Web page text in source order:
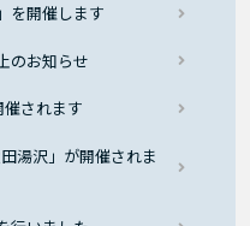
を開催します
のお知らせ
されます
湯沢」が開催されま